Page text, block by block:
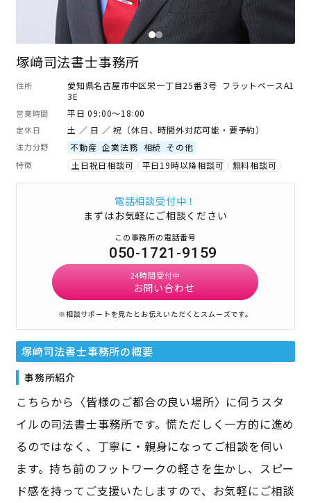
塚﨑司法書士事務所
住所
愛知県名古屋市中区栄一丁目25番3号 フラットベースA1
3E
営業時間 平日 09:00～18:00
定休日 土 ／ 日 ／ 祝（休日、時間外対応可能・要予約）
注力分野 不動産 企業法務 相続 その他
特徴 土日祝日相談可 平日19時以降相談可 無料相談可
電話相談受付中！
まずはお気軽にご相談ください
この事務所の電話番号
050-1721-9159
24時間受付中
お問い合わせ
※相談サポートを見たとお伝えいただくとスムーズです。
塚﨑司法書士事務所の概要
事務所紹介
こちらから〈皆様のご都合の良い場所〉に伺うスタ
イルの司法書士事務所です。慌ただしく一方的に進め
るのではなく、丁寧に・親身になってご相談を伺い
ます。持ち前のフットワークの軽さを生かし、スピー
ド感を持ってご支援いたしますので、お気軽にご相談